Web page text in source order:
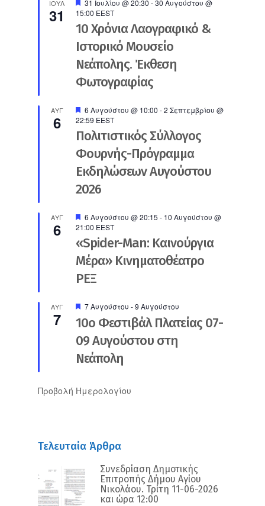
ΙΟΎΛ
31
Προτεινόμενο
31 Ιουλίου @ 20:30 -30 Αυγούστου @
15:00 EEST
10 Χρόνια Λαογραφικό &
Ιστορικό Μουσείο
Νεάπολης. Έκθεση
Φωτογραφίας
ΑΥΓ
6
Προτεινόμενο
6 Αυγούστου @ 10:00 -2 Σεπτεμβρίου @
22:59 EEST
Πολιτιστικός Σύλλογος
Φουρνής-Πρόγραμμα
Εκδηλώσεων Αυγούστου
2026
ΑΥΓ
6
Προτεινόμενο
6 Αυγούστου @ 20:15 - 10 Αυγούστου @
21:00 EEST
«Spider-Man: Καινούργια
Μέρα» Κινηματοθέατρο
ΡΕΞ
ΑΥΓ
7
Προτεινόμενο
7 Αυγούστου -9 Αυγούστου
10ο Φεστιβάλ Πλατείας 07-
09 Αυγούστου στη
Νεάπολη
Προβολή Ημερολογίου
Τελευταία Άρθρα
Συνεδρίαση Δημοτικής
Επιτροπής Δήμου Αγίου
Νικολάου. Τρίτη 11-06-2026
και ώρα 12:00